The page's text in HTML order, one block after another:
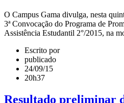
O Campus Gama divulga, nesta
3ª Convocação do Programa de
Assistência Estudantil 2°/2015, na
Escrito por
publicado
24/09/15
20h37
Resultado preliminar